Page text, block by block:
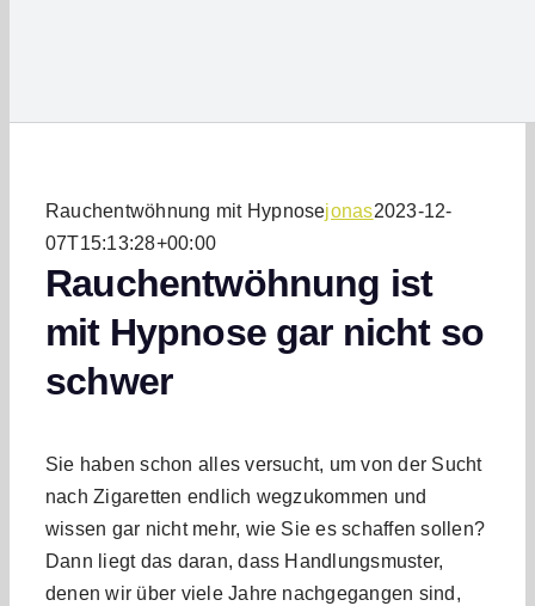
Rauchentwöhnung mit Hypnosejonas2023-12-
07T15:13:28+00:00
Rauchentwöhnung ist
mit Hypnose gar nicht so
schwer
Sie haben schon alles versucht, um von der Sucht
nach Zigaretten endlich wegzukommen und
wissen gar nicht mehr, wie Sie es schaffen sollen?
Dann liegt das daran, dass Handlungsmuster,
denen wir über viele Jahre nachgegangen sind,